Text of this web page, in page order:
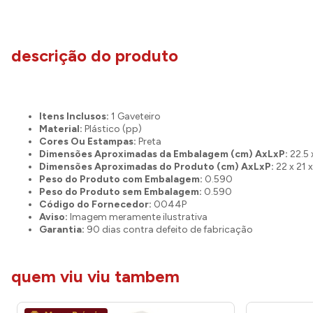
descrição do produto
Itens Inclusos: 1 Gaveteiro
Material: Plástico (pp)
Cores Ou Estampas: Preta
Dimensões Aproximadas da Embalagem (cm) AxLxP: 22.5
Dimensões Aproximadas do Produto (cm) AxLxP: 22 x 21
Peso do Produto com Embalagem: 0.590
Peso do Produto sem Embalagem: 0.590
Código do Fornecedor: 0044P
Aviso: Imagem meramente ilustrativa
Garantia: 90 dias contra defeito de fabricação
quem viu viu tambem